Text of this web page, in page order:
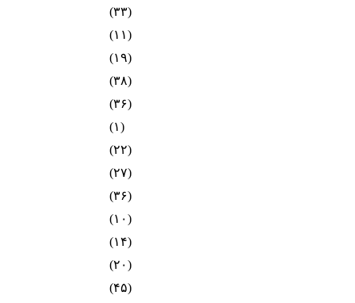
(۳۳)
(۱۱)
(۱۹)
(۳۸)
(۳۶)
(۱)
(۲۲)
(۲۷)
(۳۶)
(۱۰)
(۱۴)
(۲۰)
(۴۵)